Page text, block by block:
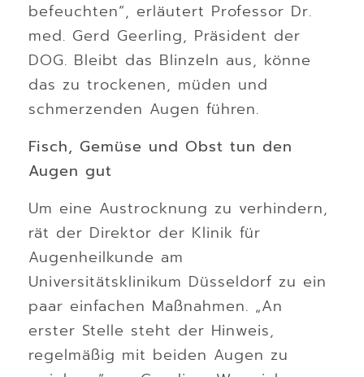
befeuchten“, erläutert Professor Dr.
med. Gerd Geerling, Präsident der
DOG. Bleibt das Blinzeln aus, könne
das zu trockenen, müden und
schmerzenden Augen führen.
Fisch, Gemüse und Obst tun den
Augen gut
Um eine Austrocknung zu verhindern,
rät der Direktor der Klinik für
Augenheilkunde am
Universitätsklinikum Düsseldorf zu ein
paar einfachen Maßnahmen. „An
erster Stelle steht der Hinweis,
regelmäßig mit beiden Augen zu